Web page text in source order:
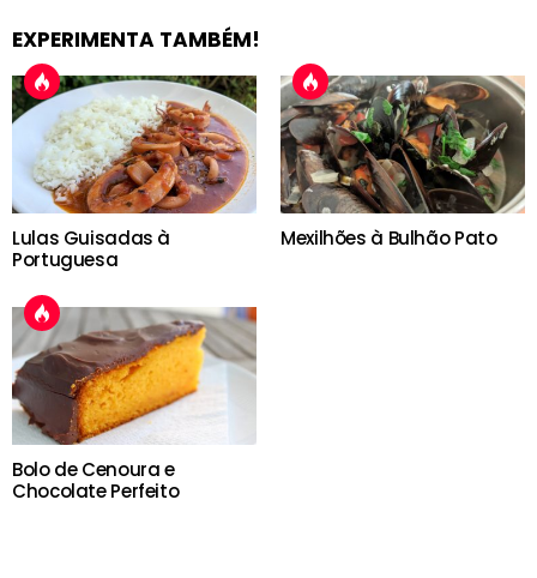
EXPERIMENTA TAMBÉM!
Lulas Guisadas à
Portuguesa
Mexilhões à Bulhão Pato
Bolo de Cenoura e
Chocolate Perfeito